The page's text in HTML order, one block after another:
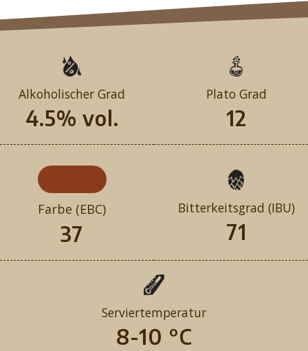
Alkoholischer Grad
4.5% vol.
Plato Grad
12
Farbe (EBC)
37
Bitterkeitsgrad (IBU)
71
Serviertemperatur
8-10 °C